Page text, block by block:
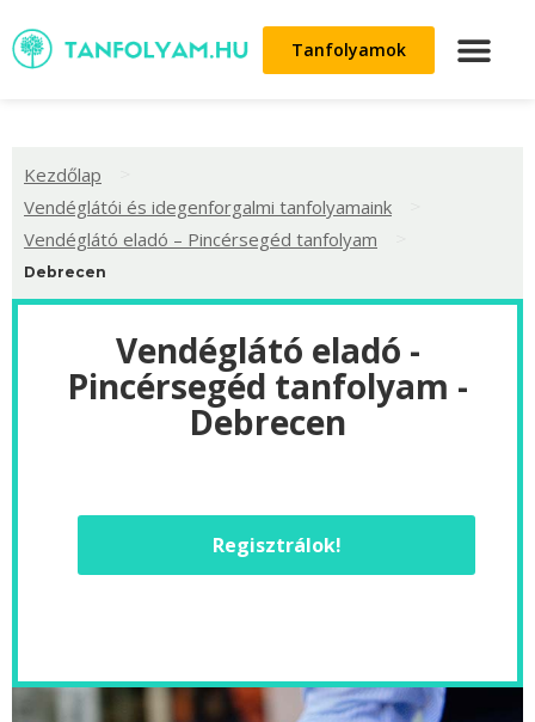
Tanfolyamok
Kezdőlap
Vendéglátói és idegenforgalmi tanfolyamaink
Vendéglátó eladó – Pincérsegéd tanfolyam
Debrecen
Vendéglátó eladó -
Pincérsegéd tanfolyam -
Debrecen
Regisztrálok!